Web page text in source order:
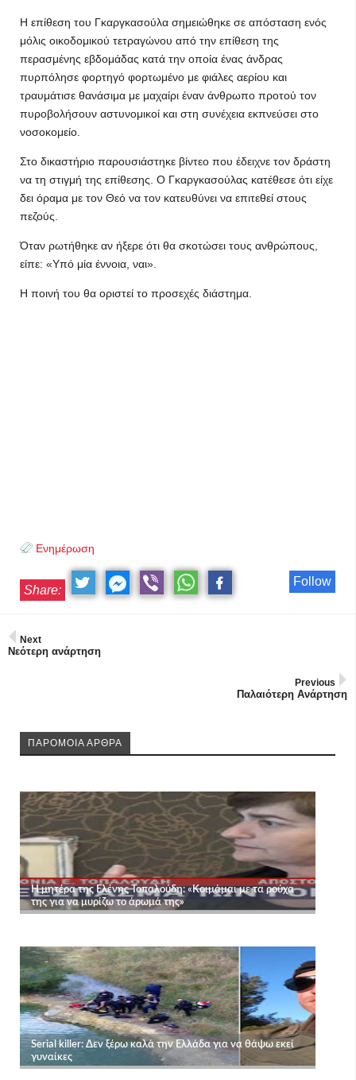
Η επίθεση του Γκαργκασούλα σημειώθηκε σε απόσταση ενός
μόλις οικοδομικού τετραγώνου από την επίθεση της
περασμένης εβδομάδας κατά την οποία ένας άνδρας
πυρπόλησε φορτηγό φορτωμένο με φιάλες αερίου και
τραυμάτισε θανάσιμα με μαχαίρι έναν άνθρωπο προτού τον
πυροβολήσουν αστυνομικοί και στη συνέχεια εκπνεύσει στο
νοσοκομείο.
Στο δικαστήριο παρουσιάστηκε βίντεο που έδειχνε τον δράστη
να τη στιγμή της επίθεσης. Ο Γκαργκασούλας κατέθεσε ότι είχε
δει όραμα με τον Θεό να τον κατευθύνει να επιτεθεί στους
πεζούς.
Όταν ρωτήθηκε αν ήξερε ότι θα σκοτώσει τους ανθρώπους,
είπε: «Υπό μία έννοια, ναι».
Η ποινή του θα οριστεί το προσεχές διάστημα.
Ενημέρωση
Follow
Share:
Next
Νεότερη ανάρτηση
Previous
Παλαιότερη Ανάρτηση
ΠΑΡΟΜΟΙΑ ΑΡΘΡΑ